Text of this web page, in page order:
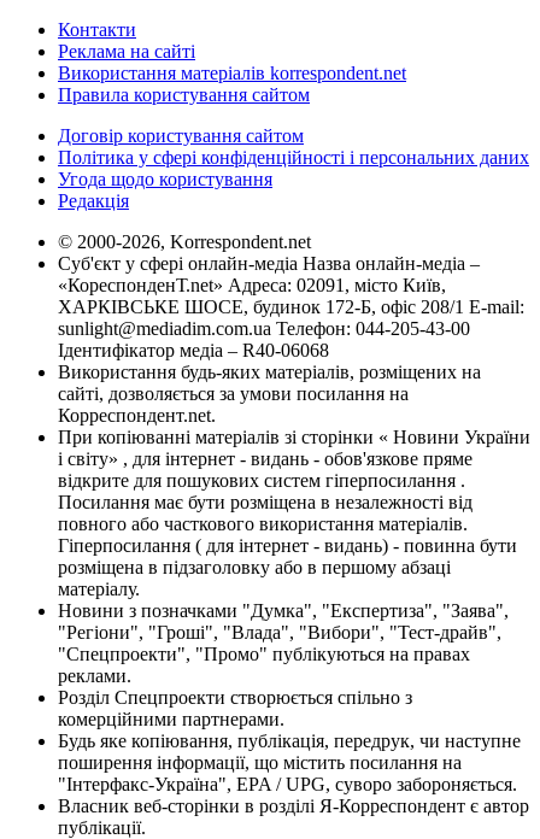
Контакти
Реклама на сайті
Використання матеріалів korrespondent.net
Правила користування сайтом
Договір користування сайтом
Політика у сфері конфіденційності і персональних даних
Угода щодо користування
Редакція
© 2000-2026, Korrespondent.net
Суб'єкт у сфері онлайн-медіа Назва онлайн-медіа –
«КореспонденТ.net» Адреса: 02091, місто Київ,
ХАРКІВСЬКЕ ШОСЕ, будинок 172-Б, офіс 208/1 E-mail:
sunlight@mediadim.com.ua Телефон: 044-205-43-00
Ідентифікатор медіа – R40-06068
Використання будь-яких матеріалів, розміщених на
сайті, дозволяється за умови посилання на
Корреспондент.net.
При копіюванні матеріалів зі сторінки « Новини України
і світу» , для інтернет - видань - обов'язкове пряме
відкрите для пошукових систем гіперпосилання .
Посилання має бути розміщена в незалежності від
повного або часткового використання матеріалів.
Гіперпосилання ( для інтернет - видань) - повинна бути
розміщена в підзаголовку або в першому абзаці
матеріалу.
Новини з позначками "Думка", "Експертиза", "Заява",
"Регіони", "Гроші", "Влада", "Вибори", "Тест-драйв",
"Спецпроекти", "Промо" публікуються на правах
реклами.
Розділ Спецпроекти створюється спільно з
комерційними партнерами.
Будь яке копіювання, публікація, передрук, чи наступне
поширення інформації, що містить посилання на
"Інтерфакс-Україна", EPA / UPG, суворо забороняється.
Власник веб-сторінки в розділі Я-Корреспондент є автор
публікації.